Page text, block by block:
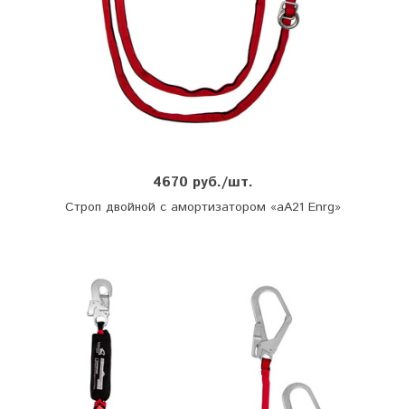
4670 руб./шт.
Строп двойной с амортизатором «аА21 Enrg»